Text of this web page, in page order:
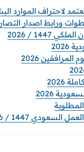
/ 2026
2026
2026
2026
1447 / 2026